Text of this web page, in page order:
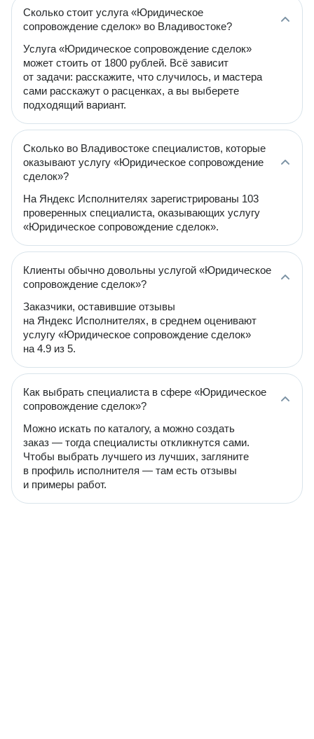
Сколько стоит услуга «Юридическое
сопровождение сделок» во Владивостоке?
Услуга «Юридическое сопровождение сделок»
может стоить от 1800 рублей. Всё зависит
от задачи: расскажите, что случилось, и мастера
сами расскажут о расценках, а вы выберете
подходящий вариант.
Сколько во Владивостоке специалистов, которые
оказывают услугу «Юридическое сопровождение
сделок»?
На Яндекс Исполнителях зарегистрированы 103
проверенных специалиста, оказывающих услугу
«Юридическое сопровождение сделок».
Клиенты обычно довольны услугой «Юридическое
сопровождение сделок»?
Заказчики, оставившие отзывы
на Яндекс Исполнителях, в среднем оценивают
услугу «Юридическое сопровождение сделок»
на 4.9 из 5.
Как выбрать специалиста в сфере «Юридическое
сопровождение сделок»?
Можно искать по каталогу, а можно создать
заказ — тогда специалисты откликнутся сами.
Чтобы выбрать лучшего из лучших, загляните
в профиль исполнителя — там есть отзывы
и примеры работ.